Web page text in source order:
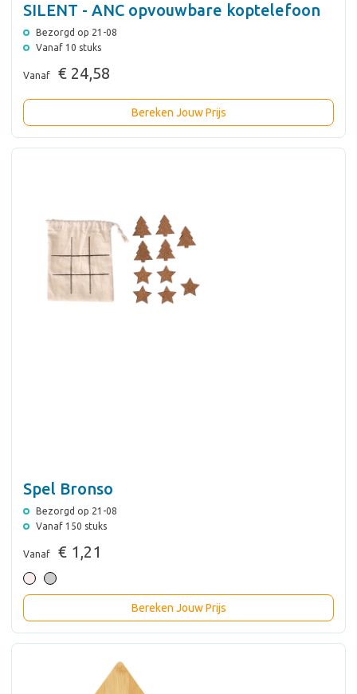
SILENT - ANC opvouwbare koptelefoon
Bezorgd op 21-08
Vanaf 10 stuks
Vanaf € 24,58
Bereken Jouw Prijs
Spel Bronso
Bezorgd op 21-08
Vanaf 150 stuks
Vanaf € 1,21
Bereken Jouw Prijs